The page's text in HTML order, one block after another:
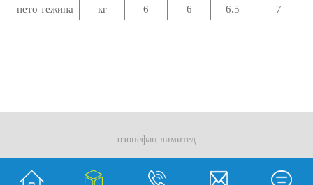
нето тежина
кг 6 6 6.5 7
озонефац лимитед